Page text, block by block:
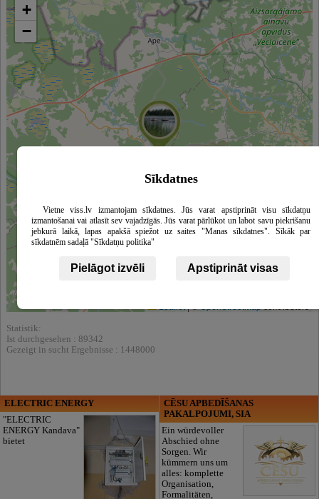
+
−
Statistik:
Ist durchgesehen : 89342
Gezeigt in sucht Ergebnisse : 1448000
ELECTRIC ENERGY
"ELECTRIC
ENERGY Kandava"
bietet
CĒSU APBEDĪŠANAS
PAKALPOJUMI, SIA
Ein würdevoller
Abschied ohne
Sorgen. Wir
kümmern uns um
alles: komplette
Organisation,
Formalitäten,
Sīkdatnes
Vietne viss.lv izmantojam sīkdatnes. Jūs varat apstiprināt visu sīkdatņu
izmantošanai vai atlasīt sev vajadzīgās. Jūs varat pārlūkot un labot savu piekrišanu
jebkurā laikā, lapas apakšā spiežot uz saites "Manas sīkdatnes". Sīkāk par
sīkdatnēm sadaļā "Sīkdatņu politika"
Pielāgot izvēli Apstiprināt visas